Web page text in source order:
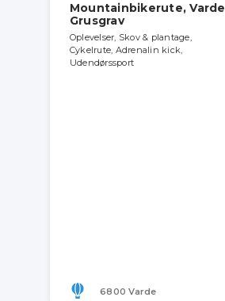
Mountainbikerute, Varde
Grusgrav
Oplevelser, Skov & plantage,
Cykelrute, Adrenalin kick,
Udendørssport
6800 Varde